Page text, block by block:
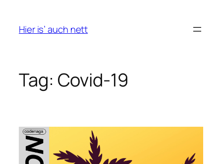
content
Hier is’ auch nett
Tag: Covid-19